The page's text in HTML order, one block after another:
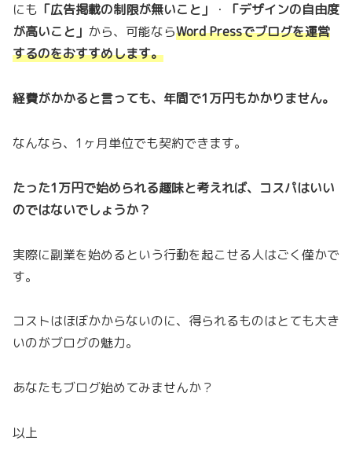
にも 「広告掲載の制限が無いこと」 ・
「デザインの自由度
が高いこと」 から、可能ならWord Pressでブログを運営
するのをおすすめします。
経費がかかると言っても、年間で1万円もかかりません。
なんなら、1ヶ月単位でも契約できます。
たった1万円で始められる趣味と考えれば、コスパはいい
のではないでしょうか？
実際に副業を始めるという行動を起こせる人はごく僅かで
す。
コストはほぼかからないのに、得られるものはとても大き
いのがブログの魅力。
あなたもブログ始めてみませんか？
以上